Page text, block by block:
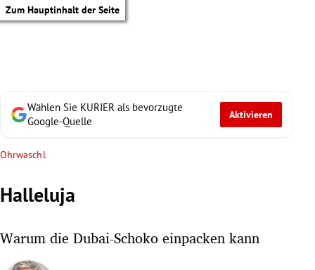
Zum Hauptinhalt der Seite
Wählen Sie KURIER als bevorzugte
Google-Quelle
Aktivieren
Ohrwaschl
Halleluja
Warum die Dubai-Schoko einpacken kann